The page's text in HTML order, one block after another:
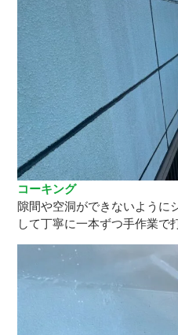
コーキング
隙間や空洞ができないように
して丁寧に一本ずつ手作業で